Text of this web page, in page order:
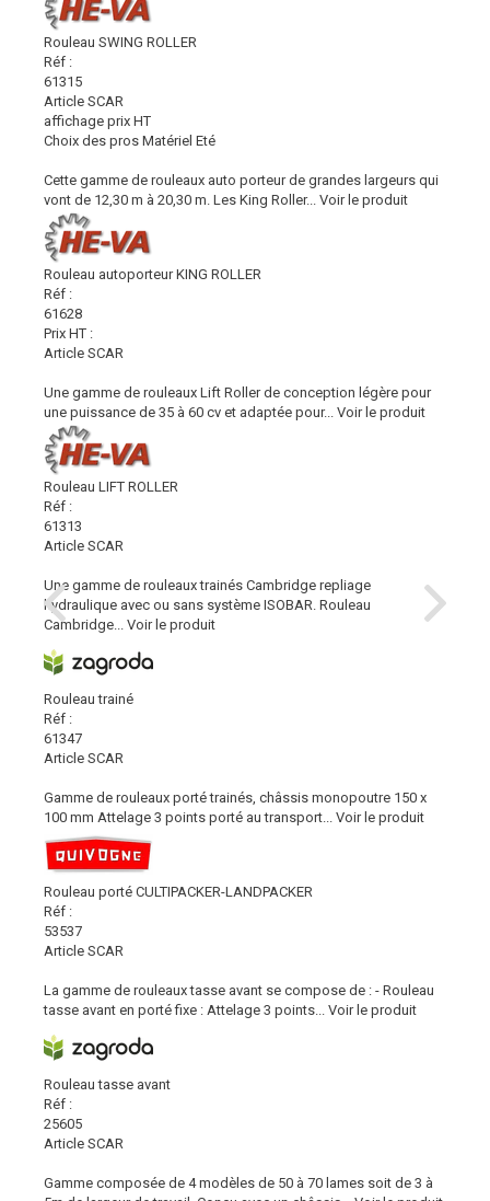
Rouleau SWING ROLLER
Réf :
61315
Article SCAR
affichage prix HT
Choix des pros Matériel Eté
Cette gamme de rouleaux auto porteur de grandes largeurs qui
vont de 12,30 m à 20,30 m. Les King Roller...
Voir le produit
Rouleau autoporteur KING ROLLER
Réf :
61628
Prix HT :
Article SCAR
Une gamme de rouleaux Lift Roller de conception légère pour
une puissance de 35 à 60 cv et adaptée pour...
Voir le produit
Rouleau LIFT ROLLER
Réf :
61313
Article SCAR
Une gamme de rouleaux trainés Cambridge repliage
hydraulique avec ou sans système ISOBAR. Rouleau
Cambridge...
Voir le produit
Rouleau trainé
Réf :
61347
Article SCAR
Gamme de rouleaux porté trainés, châssis monopoutre 150 x
100 mm Attelage 3 points porté au transport...
Voir le produit
Rouleau porté CULTIPACKER-LANDPACKER
Réf :
53537
Article SCAR
La gamme de rouleaux tasse avant se compose de : - Rouleau
tasse avant en porté fixe : Attelage 3 points...
Voir le produit
Rouleau tasse avant
Réf :
25605
Article SCAR
Gamme composée de 4 modèles de 50 à 70 lames soit de 3 à